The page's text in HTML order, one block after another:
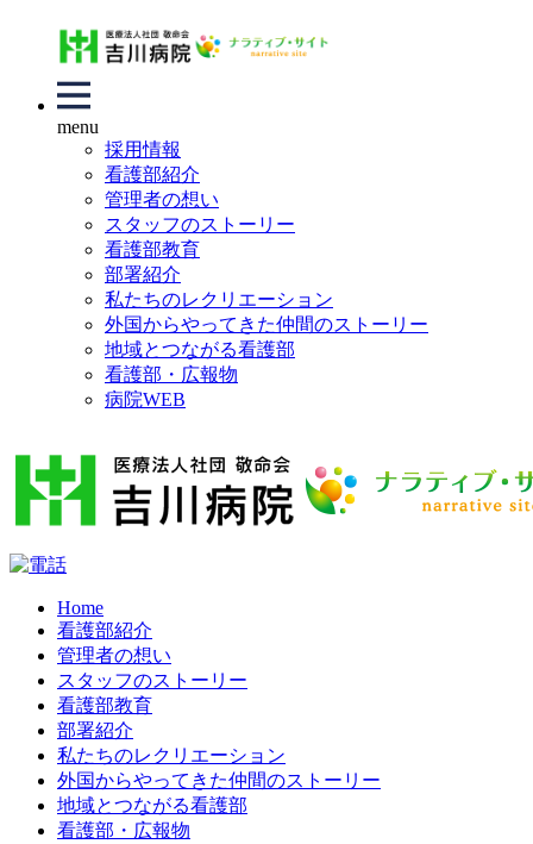
menu
採用情報
看護部紹介
管理者の想い
スタッフのストーリー
看護部教育
部署紹介
私たちのレクリエーション
外国からやってきた仲間のストーリー
地域とつながる看護部
看護部・広報物
病院WEB
Home
看護部紹介
管理者の想い
スタッフのストーリー
看護部教育
部署紹介
私たちのレクリエーション
外国からやってきた仲間のストーリー
地域とつながる看護部
看護部・広報物